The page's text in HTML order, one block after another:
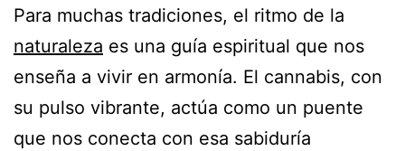
Para muchas tradiciones, el ritmo de la
naturaleza es una guía espiritual que nos
enseña a vivir en armonía. El cannabis, con
su pulso vibrante, actúa como un puente
que nos conecta con esa sabiduría